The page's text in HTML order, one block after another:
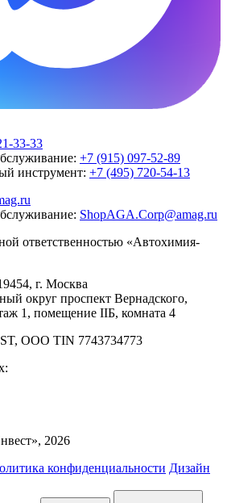
33-33
+7 (915) 097-52-89
инструмент: +7 (495) 720-54-13
ShopAGA.Corp@amag.ru
ответственностью «Автохимия-
г. Москва
округ проспект Вернадского,
1, помещение IIБ, комната 4
OOO TIN 7743734773
2026
конфиденциальности Дизайн